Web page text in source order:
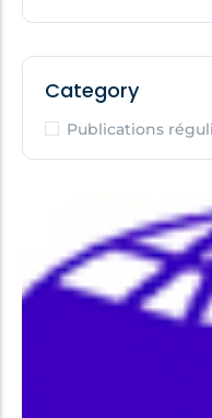
Category
Publications